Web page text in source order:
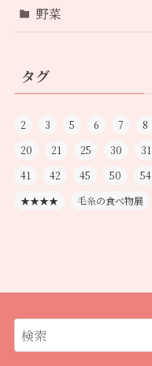
野菜
タグ
2 3 5 6 7 8
20
21 25 30 31
41
42 45 50 54
★★★★
毛糸の食べ物展